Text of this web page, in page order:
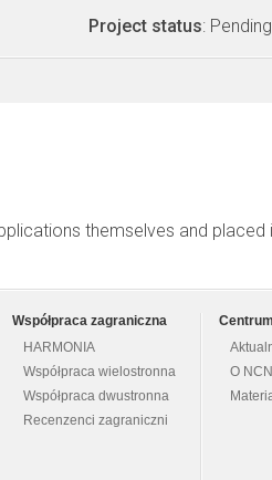
Project status:
themselves and placed
Współpraca zagraniczna
HARMONIA
Współpraca wielostronna
Współpraca dwustronna
Recenzenci zagraniczni
O